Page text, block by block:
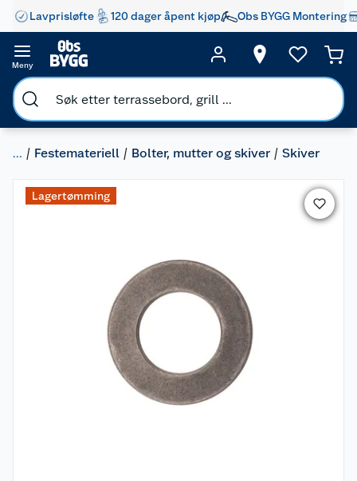
Lavprisløfte 120 dager åpent kjøp Obs BYGG Montering
Meny
... Festemateriell Bolter, mutter og skiver Skiver
Lagertømming